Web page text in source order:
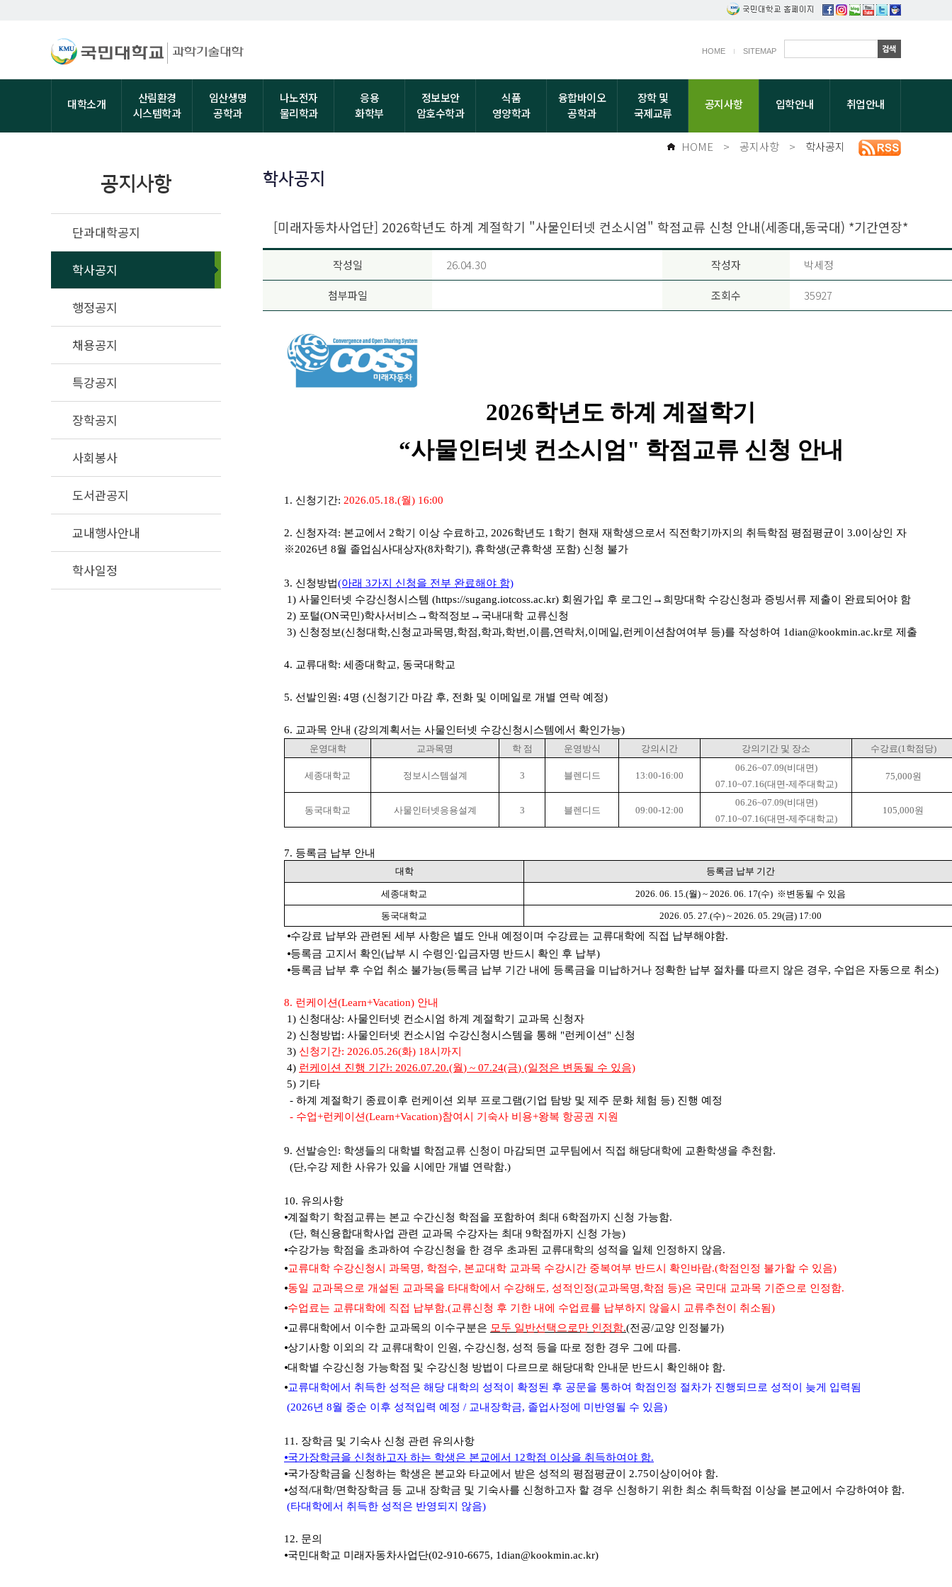
HOME SITEMAP
대학소개
산림환경
시스템학과
임산생명
공학과
나노전자
물리학과
응용
화학부
정보보안
암호수학과
식품
영양학과
융합바이오
공학과
장학 및
국제교류
공지사항 입학안내 취업안내
HOME > 공지사항 > 학사공지
공지사항
단과대학공지
학사공지
행정공지
채용공지
특강공지
장학공지
사회봉사
도서관공지
교내행사안내
학사일정
학사공지
[미래자동차사업단] 2026학년도 하계 계절학기 "사물인터넷 컨소시엄" 학점교류 신청 안내(세종대,동국대) *기간연장*
작성일 26.04.30 작성자 박세정
첨부파일 조회수 35927
2026학년도 하계 계절학기
“사물인터넷 컨소시엄" 학점교류 신청 안내
1. 신청기간: 2026.05.18.(월) 16:00
2. 신청자격: 본교에서 2학기 이상 수료하고, 2026학년도 1학기 현재 재학생으로서 직전학기까지의 취득학점 평점평균이 3.0이상인 자
※2026년 8월 졸업심사대상자(8차학기), 휴학생(군휴학생 포함) 신청 불가
3. 신청방법(아래 3가지 신청을 전부 완료해야 함)
1) 사물인터넷 수강신청시스템 (https://sugang.iotcoss.ac.kr) 회원가입 후 로그인 →희망대학 수강신청과 증빙서류 제출이 완료되어야 함
2) 포털(ON국민)학사서비스 → 학적정보 → 국내대학 교류신청
3) 신청정보(신청대학,신청교과목명,학점,학과,학번,이름,연락처,이메일,런케이션참여여부 등)를 작성하여 1dian@kookmin.ac.kr로 제출
4. 교류대학: 세종대학교, 동국대학교
5. 선발인원: 4명 (신청기간 마감 후, 전화 및 이메일로 개별 연락 예정)
6. 교과목 안내 (강의계획서는 사물인터넷 수강신청시스템에서 확인가능)
운영대학 교과목명 학 점 운영방식 강의시간 강의기간 및 장소 수강료(1학점당)
세종대학교 정보시스템설계 3 블렌디드 13:00-16:00
06.26~07.09(비대면)
07.10~07.16(대면-제주대학교)
75,000원
동국대학교 사물인터넷응용설계 3 블렌디드 09:00-12:00
06.26~07.09(비대면)
07.10~07.16(대면-제주대학교)
105,000원
7. 등록금 납부 안내
대학 등록금 납부 기간
세종대학교 2026. 06. 15.(월) ~ 2026. 06. 17(수) ※ 변동될 수 있음
동국대학교 2026. 05. 27.(수) ~ 2026. 05. 29(금) 17:00
⦁수강료 납부와 관련된 세부 사항은 별도 안내 예정이며 수강료는 교류대학에 직접 납부해야함.
⦁등록금 고지서 확인 (납부 시 수령인 ·입금자명 반드시 확인 후 납부)
⦁등록금 납부 후 수업 취소 불가능(등록금 납부 기간 내에 등록금을 미납하거나 정확한 납부 절차를 따르지 않은 경우, 수업은 자동으로 취소)
8. 런케이션(Learn+Vacation) 안내
1) 신청대상: 사물인터넷 컨소시엄 하계 계절학기 교과목 신청자
2) 신청방법: 사물인터넷 컨소시엄 수강신청시스템을 통해 "런케이션" 신청
3) 신청기간: 2026.05.26(화) 18시까지
4) 런케이션 진행 기간: 2026.07.20.(월) ~ 07.24(금) (일정은 변동될 수 있음)
5) 기타
- 하계 계절학기 종료이후 런케이션 외부 프로그램(기업 탐방 및 제주 문화 체험 등) 진행 예정
- 수업+런케이션(Learn+Vacation)참여시 기숙사 비용+왕복 항공권 지원
9. 선발승인 : 학생들의 대학별 학점교류 신청이 마감되면 교무팀에서 직접 해당대학에 교환학생을 추천함.
(단,수강 제한 사유가 있을 시에만 개별 연락함.)
10. 유의사항
⦁계절학기 학점교류는 본교 수간신청 학점을 포함하여 최대 6학점까지 신청 가능함.
(단, 혁신융합대학사업 관련 교과목 수강자는 최대 9학점까지 신청 가능)
⦁수강가능 학점을 초과하여 수강신청을 한 경우 초과된 교류대학의 성적을 일체 인정하지 않음.
⦁교류대학 수강신청시 과목명, 학점수, 본교대학 교과목 수강시간 중복여부 반드시 확인바람.(학점인정 불가할 수 있음)
⦁동일 교과목으로 개설된 교과목을 타대학에서 수강해도, 성적인정(교과목명,학점 등)은 국민대 교과목 기준으로 인정함.
⦁수업료는 교류대학에 직접 납부함.(교류신청 후 기한 내에 수업료를 납부하지 않을시 교류추천이 취소됨)
⦁교류대학에서 이수한 교과목의 이수구분은 모두 일반선택으로만 인정함.(전공/교양 인정불가)
⦁상기사항 이외의 각 교류대학이 인원 , 수강신청, 성적 등을 따로 정한 경우 그에 따름.
⦁대학별 수강신청 가능학점 및 수강신청 방법이 다르므로 해당대학 안내문 반드시 확인해야 함.
⦁교류대학에서 취득한 성적은 해당 대학의 성적이 확정된 후 공문을 통하여 학점인정 절차가 진행되므로 성적이 늦게 입력됨
(2026년 8월 중순 이후 성적입력 예정 / 교내장학금, 졸업사정에 미반영될 수 있음)
11. 장학금 및 기숙사 신청 관련 유의사항
⦁국가장학금을 신청하고자 하는 학생은 본교에서 12학점 이상을 취득하여야 함.
⦁국가장학금을 신청하는 학생은 본교와 타교에서 받은 성적의 평점평균이 2.75이상이어야 함.
⦁성적/대학/면학장학금 등 교내 장학금 및 기숙사를 신청하고자 할 경우 신청하기 위한 최소 취득학점 이상을 본교에서 수강하여야 함.
(타대학에서 취득한 성적은 반영되지 않음)
12. 문의
⦁국민대학교 미래자동차사업단(02-910-6675, 1dian@kookmin.ac.kr)